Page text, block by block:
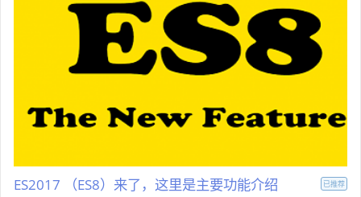
已推荐
ES2017 （ES8）来了，这里是主要功能介绍